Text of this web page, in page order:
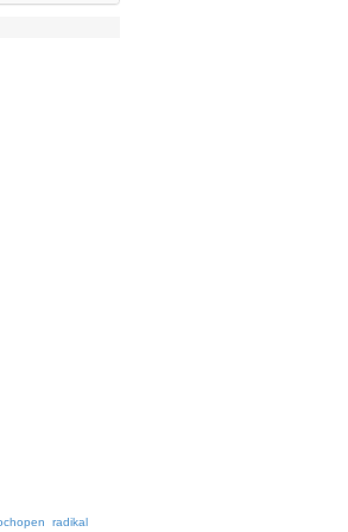
radikal